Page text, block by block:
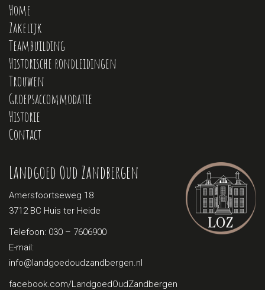
Home
Zakelijk
Teambuilding
Historische rondleidingen
Trouwen
Groepsaccommodatie
Historie
Contact
Landgoed Oud Zandbergen
Amersfoortseweg 18
3712 BC Huis ter Heide
Telefoon: 030 – 7606900
E-mail:
info@landgoedoudzandbergen.nl
facebook.com/LandgoedOudZandbergen